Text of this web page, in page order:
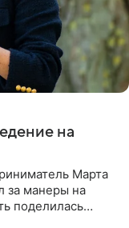
на
Марта
за манеры на
поделилась